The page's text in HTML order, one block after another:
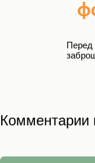
Перед
Комментарии